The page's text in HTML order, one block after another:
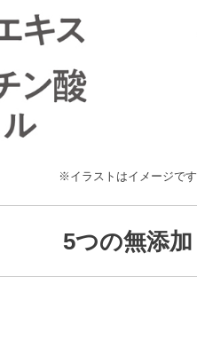
※イラストはイメージです
5つの無添加